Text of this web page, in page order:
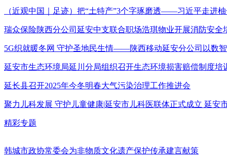
（近观中国｜足迹）把“土特产”3个字琢磨透——习近平走进
瑞众保险陕西分公司延安中支联合职场浩琪物业开展消防安全
5G织就暖冬网 守护圣地民生情——陕西移动延安分公司以数
延安市生态环境局延川分局组织召开生态环境损害赔偿制度培
延长县召开2025年今冬明春大气污染治理工作推进会
聚力儿科发展 守护儿童健康|延安市儿科医联体正式成立 延安
精彩专题
韩城市政协常委会为非物质文化遗产保护传承建言献策